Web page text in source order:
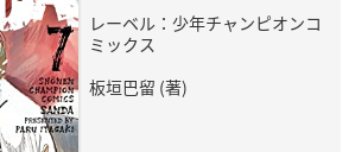
レーベル：少年チャンピオンコ
ミックス
板垣巴留 (著)